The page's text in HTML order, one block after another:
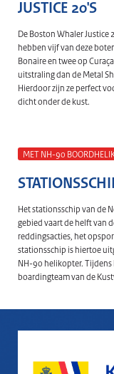
JUSTICE 20'S
De Boston Whaler
hebben vijf van deze
Bonaire en twee op
uitstraling dan de Metal
Hierdoor zijn ze perfect
dicht onder de kust.
MET NH-90
Het stationsschip van de
gebied vaart de helft van
reddingsacties, het
stationsschip is hiertoe
NH-90 helikopter.
boardingteam van de